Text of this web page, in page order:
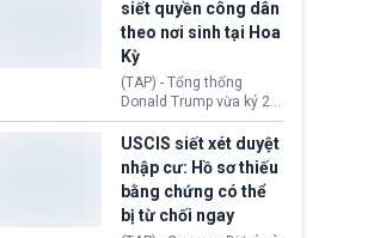
phục hậu quả. Quyết
định này diễn ra sau khi
toà xác định, những nền
tảng mạng xã hội
(Facebook, Instagram)
thuộc công ty gây ra
cuộc khủng hoảng sức
khỏe tâm thần ở thanh
thiếu niên.
siết quyền công dân
theo nơi sinh tại Hoa
Kỳ
(TAP) - Tổng thống
Donald Trump vừa ký 2
sắc lệnh hành pháp mới
nhằm siết chặt chính
sách quyền công dân
theo nơi sinh. Động thái
diễn ra sau khi Tòa án
Tối cao Hoa Kỳ
USCIS siết xét duyệt
nhập cư: Hồ sơ thiếu
bằng chứng có thể
bị từ chối ngay